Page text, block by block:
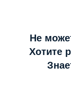
Не
Хотите